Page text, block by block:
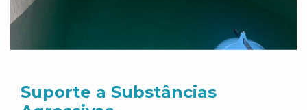
Suporte a Substâncias